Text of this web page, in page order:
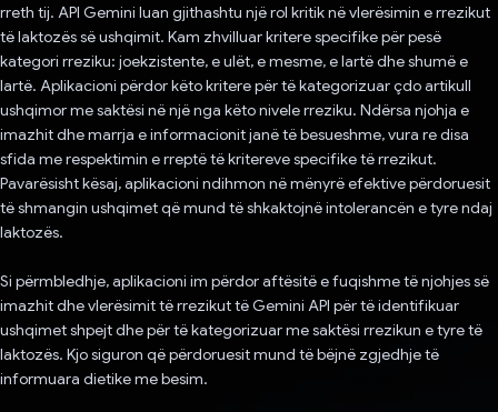
rreth tij. API Gemini luan gjithashtu një rol kritik në vlerësimin e rrezikut
të laktozës së ushqimit. Kam zhvilluar kritere specifike për pesë
kategori rreziku: joekzistente, e ulët, e mesme, e lartë dhe shumë e
lartë. Aplikacioni përdor këto kritere për të kategorizuar çdo artikull
ushqimor me saktësi në një nga këto nivele rreziku. Ndërsa njohja e
imazhit dhe marrja e informacionit janë të besueshme, vura re disa
sfida me respektimin e rreptë të kritereve specifike të rrezikut.
Pavarësisht kësaj, aplikacioni ndihmon në mënyrë efektive përdoruesit
të shmangin ushqimet që mund të shkaktojnë intolerancën e tyre ndaj
laktozës.
Si përmbledhje, aplikacioni im përdor aftësitë e fuqishme të njohjes së
imazhit dhe vlerësimit të rrezikut të Gemini API për të identifikuar
ushqimet shpejt dhe për të kategorizuar me saktësi rrezikun e tyre të
laktozës. Kjo siguron që përdoruesit mund të bëjnë zgjedhje të
informuara dietike me besim.